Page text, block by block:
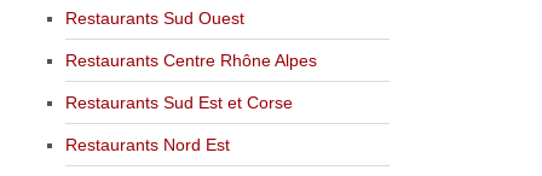
Restaurants Sud Ouest
Restaurants Centre Rhône Alpes
Restaurants Sud Est et Corse
Restaurants Nord Est